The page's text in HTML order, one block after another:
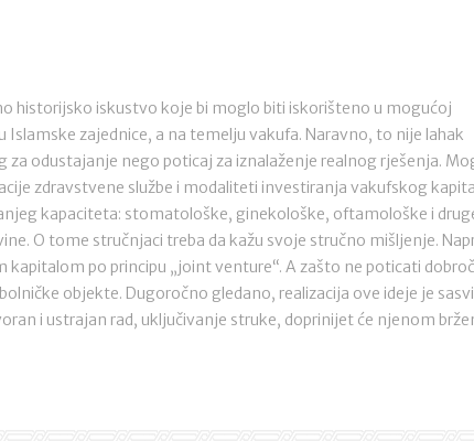
historijsko iskustvo koje bi moglo biti iskorišteno u mogućoj
zajednice, a na temelju vakufa. Naravno, to nije lahak
odustajanje nego poticaj za iznalaženje realnog rješenja.
zdravstvene službe i modaliteti investiranja vakufskog
kapaciteta: stomatološke, ginekološke, oftamološke i
O tome stručnjaci treba da kažu svoje stručno mišljenje.
kapitalom po principu „joint venture“. A zašto ne poticati
objekte. Dugoročno gledano, realizacija ove ideje je
i ustrajan rad, uključivanje struke, doprinijet će njenom